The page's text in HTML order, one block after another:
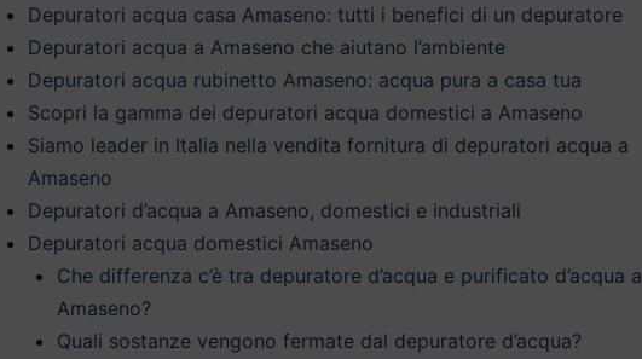
Depuratori acqua casa Amaseno: tutti i benefici di un depuratore
Depuratori acqua a Amaseno che aiutano l’ambiente
Depuratori acqua rubinetto Amaseno: acqua pura a casa tua
Scopri la gamma dei depuratori acqua domestici a Amaseno
Siamo leader in Italia nella vendita fornitura di depuratori acqua a
Amaseno
Depuratori d’acqua a Amaseno, domestici e industriali
Depuratori acqua domestici Amaseno
Che differenza c’è tra depuratore d’acqua e purificato d’acqua a
Amaseno?
Quali sostanze vengono fermate dal depuratore d’acqua?